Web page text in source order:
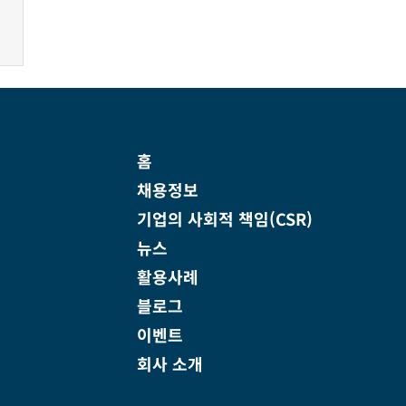
홈
채용정보
기업의 사회적 책임(CSR)
뉴스
활용사례
블로그
이벤트
회사 소개